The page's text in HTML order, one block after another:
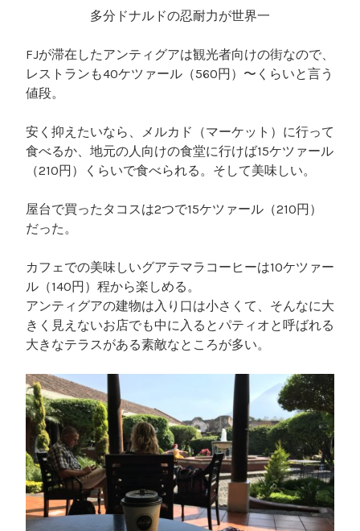
多分ドナルドの忍耐力が世界一
FJが滞在したアンティグアは観光者向けの街なので、
レストランも40ケツァール（560円）〜くらいと言う
値段。
安く抑えたいなら、メルカド（マーケット）に行って
食べるか、地元の人向けの食堂に行けば15ケツァール
（210円）くらいで食べられる。そして美味しい。
屋台で買ったタコスは2つで15ケツァール（210円）
だった。
カフェでの美味しいグアテマラコーヒーは10ケツァー
ル（140円）程から楽しめる。
アンティグアの建物は入り口は小さくて、そんなに大
きく見えないお店でも中に入るとパティオと呼ばれる
大きなテラスがある素敵なところが多い。